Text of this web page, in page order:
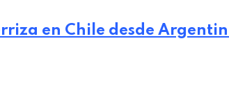
en Chile desde